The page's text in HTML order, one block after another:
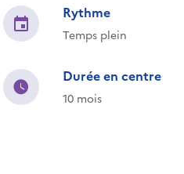
Rythme
Temps plein
Durée en centre
10 mois